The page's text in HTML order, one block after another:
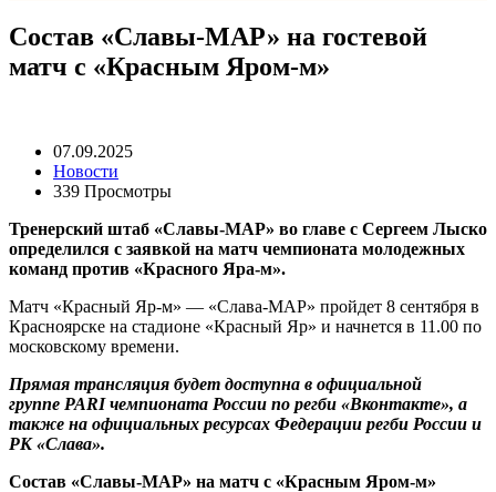
Состав «Славы-МАР» на гостевой
матч с «Красным Яром-м»
07.09.2025
Новости
339 Просмотры
Тренерский штаб «Славы-МАР» во главе с Сергеем Лыско
определился с заявкой на матч чемпионата молодежных
команд против «Красного Яра-м».
Матч «Красный Яр-м» — «Слава-МАР» пройдет 8 сентября в
Красноярске на стадионе «Красный Яр» и начнется в 11.00 по
московскому времени.
Прямая трансляция будет доступна в официальной
группе PARI чемпионата России по регби «Вконтакте», а
также на официальных ресурсах Федерации регби России и
РК «Слава».
Состав «Славы-МАР» на матч с «Красным Яром-м»